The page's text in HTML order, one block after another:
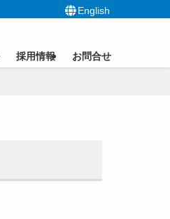
English
採用情報 お問合せ